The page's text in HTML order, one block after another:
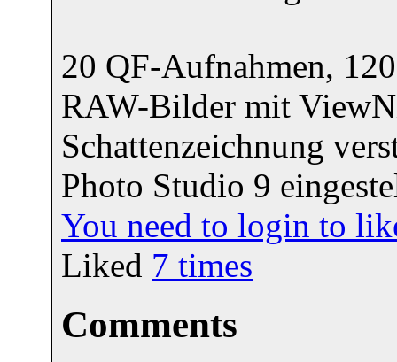
20 QF-Aufnahmen,
RAW-Bilder mit
Schattenzeichnung
Photo Studio 9
You need to login to
Liked 7 times
Comments